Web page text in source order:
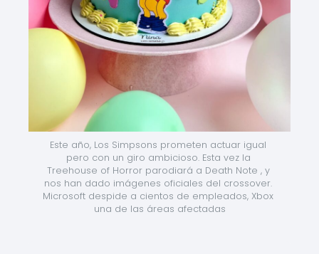
Este año, Los Simpsons prometen actuar igual
pero con un giro ambicioso. Esta vez la
Treehouse of Horror parodiará a Death Note , y
nos han dado imágenes oficiales del crossover.
Microsoft despide a cientos de empleados, Xbox
una de las áreas afectadas